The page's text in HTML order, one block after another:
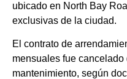
ubicado en North Bay
exclusivas de la ciudad.
El contrato de
mensuales fue
mantenimiento, según